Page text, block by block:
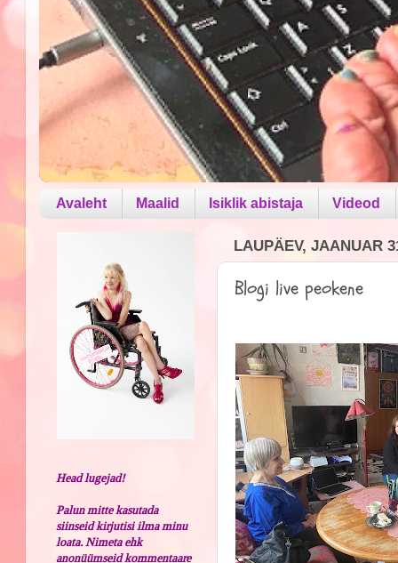
Avaleht Maalid Isiklik abistaja Videod
LAUPÄEV, JAANUAR
Blogi live peokene
Head lugejad!
Palun mitte kasutada
siinseid kirjutisi ilma minu
loata. Nimeta ehk
anonüümseid kommentaare